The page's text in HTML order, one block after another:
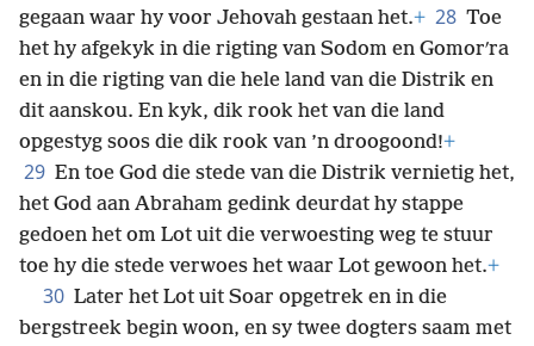
gegaan waar hy voor Jehovah gestaan het.+ 28 Toe
het hy afgekyk in die rigting van Sodom en Gomorʹra
en in die rigting van die hele land van die Distrik en
dit aanskou. En kyk, dik rook het van die land
opgestyg soos die dik rook van ’n droogoond!+
29 En toe God die stede van die Distrik vernietig het,
het God aan Abraham gedink deurdat hy stappe
gedoen het om Lot uit die verwoesting weg te stuur
toe hy die stede verwoes het waar Lot gewoon het.+
30 Later het Lot uit Soar opgetrek en in die
bergstreek begin woon, en sy twee dogters saam met